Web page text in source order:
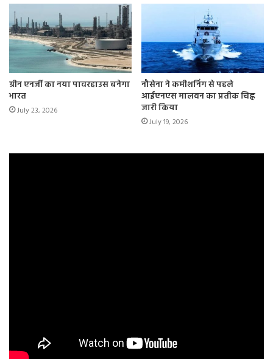
ग्रीन एनर्जी का नया पावरहाउस बनेगा
भारत
July 23, 2026
नौसेना ने कमीशनिंग से पहले
आईएनएस मालवन का प्रतीक चिह्न
जारी किया
July 19, 2026